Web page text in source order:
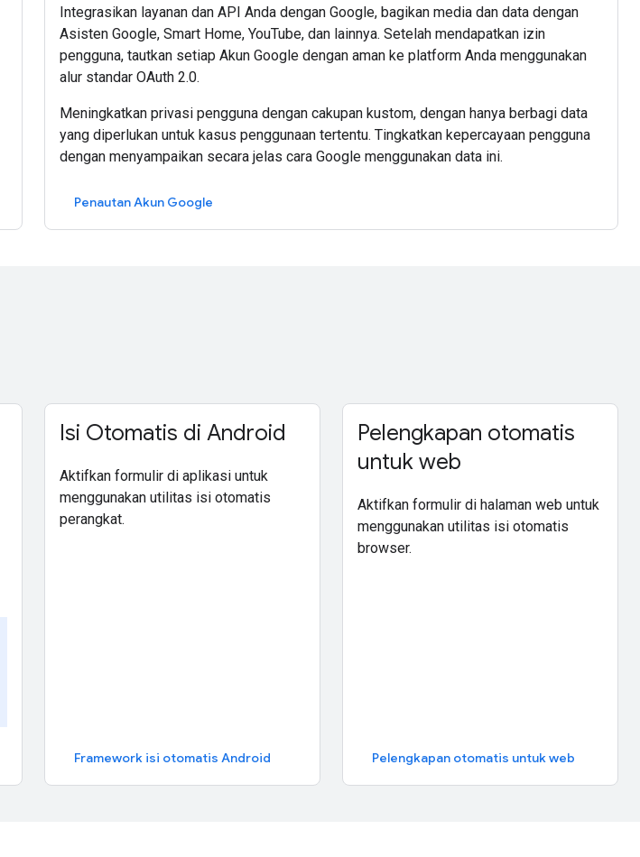
Integrasikan layanan dan API Anda dengan Google, bagikan media dan data dengan
Asisten Google, Smart Home, YouTube, dan lainnya. Setelah mendapatkan izin
pengguna, tautkan setiap Akun Google dengan aman ke platform Anda menggunakan
alur standar OAuth 2.0.
Meningkatkan privasi pengguna dengan cakupan kustom, dengan hanya berbagi data
yang diperlukan untuk kasus penggunaan tertentu. Tingkatkan kepercayaan pengguna
dengan menyampaikan secara jelas cara Google menggunakan data ini.
Penautan Akun Google
Isi Otomatis di Android
Aktifkan formulir di aplikasi untuk
menggunakan utilitas isi otomatis
perangkat.
Framework isi otomatis Android
Pelengkapan otomatis
untuk web
Aktifkan formulir di halaman web untuk
menggunakan utilitas isi otomatis
browser.
Pelengkapan otomatis untuk web